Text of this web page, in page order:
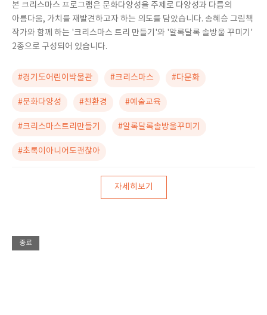
본 크리스마스 프로그램은 문화다양성을 주제로 다양성과 다름의
아름다움, 가치를 재발견하고자 하는 의도를 담았습니다. 송혜승 그림책
작가와 함께 하는 '크리스마스 트리 만들기'와 '알록달록 솔방울 꾸미기'
2종으로 구성되어 있습니다.
#경기도어린이박물관 #크리스마스 #다문화
#문화다양성 #친환경 #예술교육
#크리스마스트리만들기 #알록달록솔방울꾸미기
#초록이아니어도괜찮아
자세히보기
종료